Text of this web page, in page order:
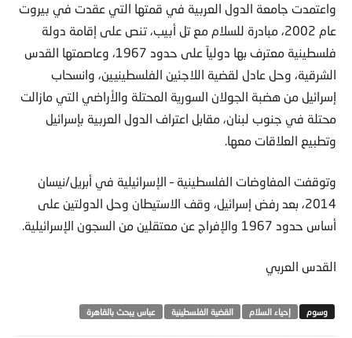
واعتمدت جامعة الدول العربية في قمتها التي عقدت في بيروت
عام 2002، مبادرة للسلام مع تل أبيب، تنص على إقامة دولة
فلسطينية معترف بها دولياً على حدود 1967، وعاصمتها القدس
الشرقية، وحل عادل لقضية اللاجئين الفلسطينيين، وانسحاب
إسرائيل من هضبة الجولان السورية المحتلة والأراضي التي مازالت
محتلة في جنوب لبنان، مقابل اعتراف الدول العربية بإسرائيل
وتطبيع العلاقات معها.
وتوقفت المفاوضات الفلسطينية – الإسرائيلية في أبريل/نيسان
2014، بعد رفض إسرائيل، وقف الاستيطان وحل الدولتين على
أساس حدود 1967 والإفراج عن معتقلين من السجون الإسرائيلية.
القدس العربي
إحياء السلام القضية الفلسطينية عباس يبحث بالقاهرة